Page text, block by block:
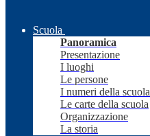
Scuola
Panoramica
Presentazione
I luoghi
Le persone
I numeri della scuola
Le carte della scuola
Organizzazione
La storia